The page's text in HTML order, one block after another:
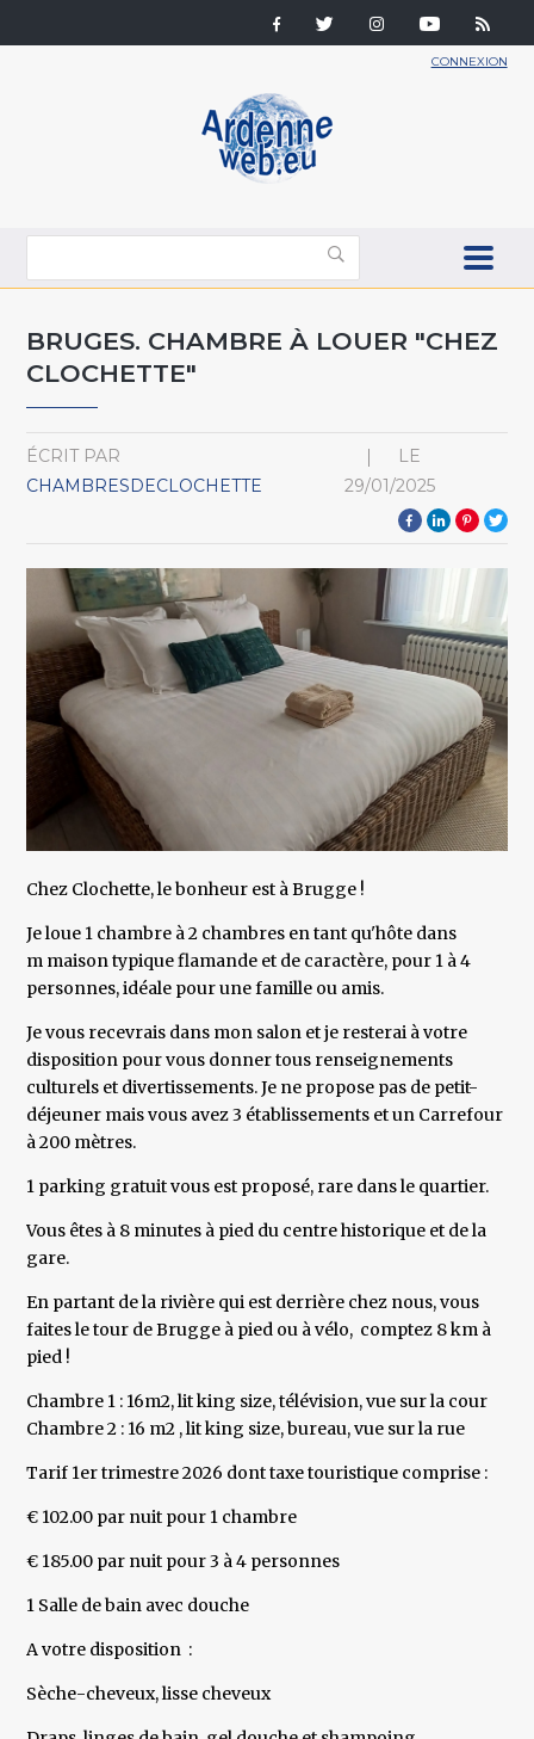
CONNEXION
BRUGES. CHAMBRE À LOUER "CHEZ
CLOCHETTE"
ÉCRIT PAR
CHAMBRESDECLOCHETTE
LE
29/01/2025
Chez Clochette, le bonheur est à Brugge !
Je loue 1 chambre à 2 chambres en tant qu'hôte dans
m maison typique flamande et de caractère, pour 1 à 4
personnes, idéale pour une famille ou amis.
Je vous recevrais dans mon salon et je resterai à votre
disposition pour vous donner tous renseignements
culturels et divertissements. Je ne propose pas de petit-
déjeuner mais vous avez 3 établissements et un Carrefour
à 200 mètres.
1 parking gratuit vous est proposé, rare dans le quartier.
Vous êtes à 8 minutes à pied du centre historique et de la
gare.
En partant de la rivière qui est derrière chez nous, vous
faites le tour de Brugge à pied ou à vélo, comptez 8 km à
pied !
Chambre 1 : 16m2, lit king size, télévision, vue sur la cour
Chambre 2 : 16 m2 , lit king size, bureau, vue sur la rue
Tarif 1er trimestre 2026 dont taxe touristique comprise :
€ 102.00 par nuit pour 1 chambre
€ 185.00 par nuit pour 3 à 4 personnes
1 Salle de bain avec douche
A votre disposition :
Sèche-cheveux, lisse cheveux